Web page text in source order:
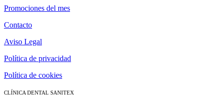
Promociones del mes
Contacto
Aviso Legal
Política de privacidad
Política de cookies
CLÍNICA DENTAL SANITEX